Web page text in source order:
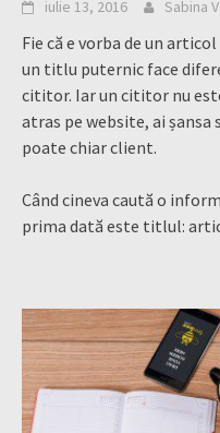
iulie 13, 2016 Sabina
Fie că e vorba de un
un titlu puternic face
cititor. Iar un cititor nu
atras pe website, ai
poate chiar client.
Când cineva caută o
prima dată este titlul: